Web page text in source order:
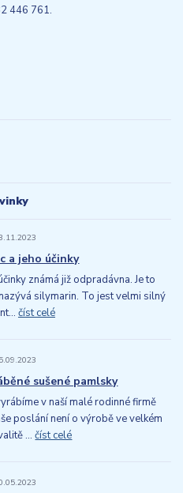
a jeho účinky
známá již odpradávna. Je to
silymarin. To jest velmi silný
číst celé
sušené pamlsky
v naší malé rodinné firmě
poslání není o výrobě ve velkém
...číst celé
446 761.